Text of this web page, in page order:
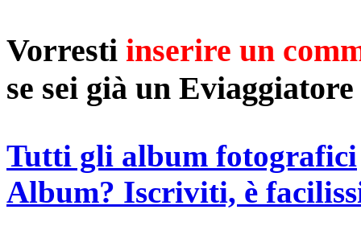
Vorresti inserire un
se sei già un Eviaggiatore
Tutti gli album fotografici
Album? Iscriviti, è